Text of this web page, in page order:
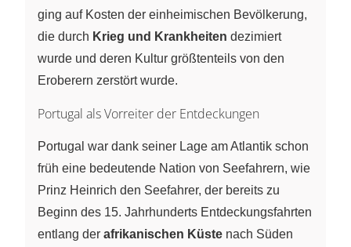
ging auf Kosten der einheimischen Bevölkerung,
die durch Krieg und Krankheiten dezimiert
wurde und deren Kultur größtenteils von den
Eroberern zerstört wurde.
Portugal als Vorreiter der Entdeckungen
Portugal war dank seiner Lage am Atlantik schon
früh eine bedeutende Nation von Seefahrern, wie
Prinz Heinrich den Seefahrer, der bereits zu
Beginn des 15. Jahrhunderts Entdeckungsfahrten
entlang der afrikanischen Küste nach Süden